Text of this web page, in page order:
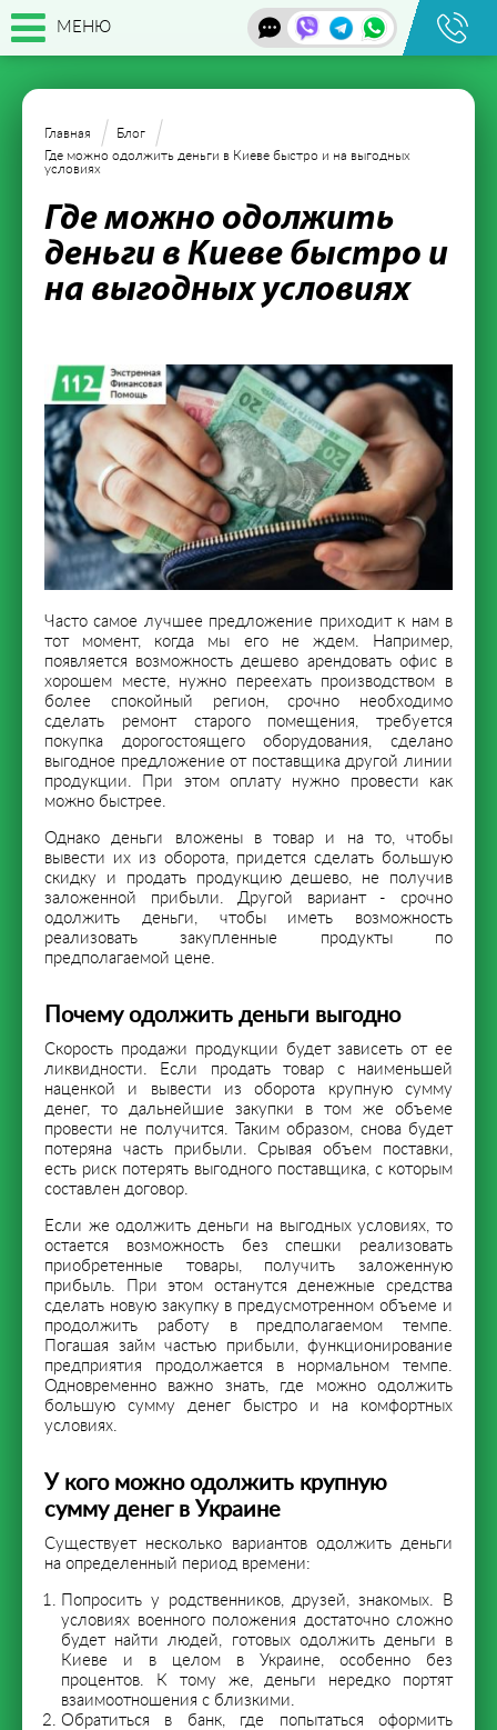
МЕНЮ
Главная
Блог
Где можно одолжить деньги в Киеве быстро и на выгодных
условиях
Где можно одолжить
деньги в Киеве быстро и
на выгодных условиях
Часто самое лучшее предложение приходит к нам в
тот момент, когда мы его не ждем. Например,
появляется возможность дешево арендовать офис в
хорошем месте, нужно переехать производством в
более спокойный регион, срочно необходимо
сделать ремонт старого помещения, требуется
покупка дорогостоящего оборудования, сделано
выгодное предложение от поставщика другой линии
продукции. При этом оплату нужно провести как
можно быстрее.
Однако деньги вложены в товар и на то, чтобы
вывести их из оборота, придется сделать большую
скидку и продать продукцию дешево, не получив
заложенной прибыли. Другой вариант - срочно
одолжить деньги, чтобы иметь возможность
реализовать закупленные продукты по
предполагаемой цене.
Почему одолжить деньги выгодно
Скорость продажи продукции будет зависеть от ее
ликвидности. Если продать товар с наименьшей
наценкой и вывести из оборота крупную сумму
денег, то дальнейшие закупки в том же объеме
провести не получится. Таким образом, снова будет
потеряна часть прибыли. Срывая объем поставки,
есть риск потерять выгодного поставщика, с которым
составлен договор.
Если же одолжить деньги на выгодных условиях, то
остается возможность без спешки реализовать
приобретенные товары, получить заложенную
прибыль. При этом останутся денежные средства
сделать новую закупку в предусмотренном объеме и
продолжить работу в предполагаемом темпе.
Погашая займ частью прибыли, функционирование
предприятия продолжается в нормальном темпе.
Одновременно важно знать, где можно одолжить
большую сумму денег быстро и на комфортных
условиях.
У кого можно одолжить крупную
сумму денег в Украине
Существует несколько вариантов одолжить деньги
на определенный период времени:
Попросить у родственников, друзей, знакомых. В
условиях военного положения достаточно сложно
будет найти людей, готовых одолжить деньги в
Киеве и в целом в Украине, особенно без
процентов. К тому же, деньги нередко портят
взаимоотношения с близкими.
Обратиться в банк, где попытаться оформить